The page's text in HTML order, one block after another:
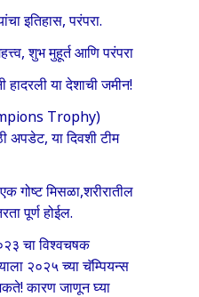
इतिहास, परंपरा.
शुभ मुहूर्त आणि परंपरा
हादरली या देशाची जमीन!
Trophy)
अपडेट, या दिवशी टीम
गोष्ट मिसळा,शरीरातील
पूर्ण होईल.
चा विश्वचषक
२०२५ च्या चॅम्पियन्स
कारण जाणून घ्या